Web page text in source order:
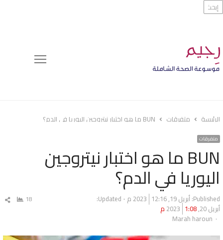
Menu
الرئيسة متفرقات BUN ما هو اختبار نيتروجين اليوريا في الدم؟
متفرقات
BUN ما هو اختبار نيتروجين
اليوريا في الدم؟
Published: أبريل 19, 2023 12:16 م
Updated:
أبريل 20, 2023
1:08 م
Author
Marah haroun
18